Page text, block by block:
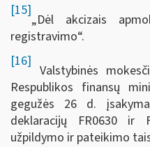
[15]
„Dėl akcizais
registravimo“.
[16]
Valstybinės
Respublikos finansų
gegužės 26 d.
deklaracijų FR0630 ir
užpildymo ir pateikimo